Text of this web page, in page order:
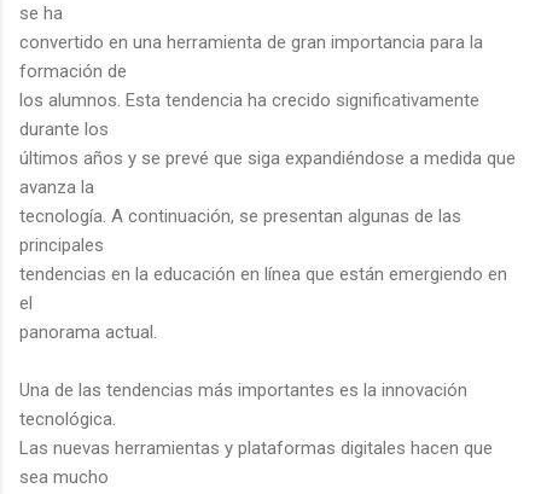
se ha
convertido en una herramienta de gran importancia para la
formación de
los alumnos. Esta tendencia ha crecido significativamente
durante los
últimos años y se prevé que siga expandiéndose a medida que
avanza la
tecnología. A continuación, se presentan algunas de las
principales
tendencias en la educación en línea que están emergiendo en
el
panorama actual.
Una de las tendencias más importantes es la innovación
tecnológica.
Las nuevas herramientas y plataformas digitales hacen que
sea mucho